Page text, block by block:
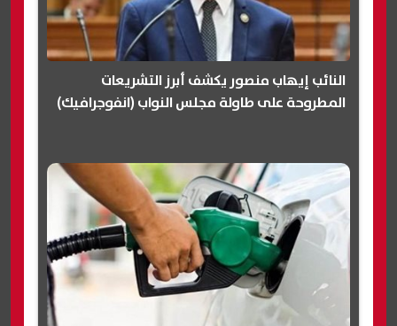
النائب إيهاب منصور يكشف أبرز التشريعات
المطروحة على طاولة مجلس النواب (انفوجرافيك)